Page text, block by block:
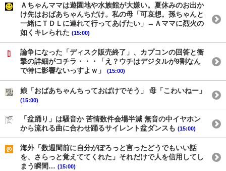
Ａちゃんママは遊園地や水族館が大嫌い。夏休みのお出か
け先はおばあちゃんちだけ。私の母「可哀想。孫ちゃんと
一緒にＴＤＬに連れて行ってあげたい」→Ａママに烈火の
如くキレられた (15:00)
論争になった「ディスク販売終了」、カプコンの回答と衝
撃の詳細がコチラ・・・「え？ウチはデジタルが9割なん
で特に影響ないっすよｗ」
(15:00)
娘「おばあちゃんちっておばけでそう」 母「こわいねー」
(15:00)
「盆踊り」は騒音か 苦情数件会場半減 無音の中イヤホン
から流れる曲に合わせ踊るサイレント盆ダンスも (15:00)
海外「数週間前に自分がぽろっと言ったどうでもいい話
を、さらっと覚えててくれた」それだけで人を信用してし
まう瞬間… (15:00)